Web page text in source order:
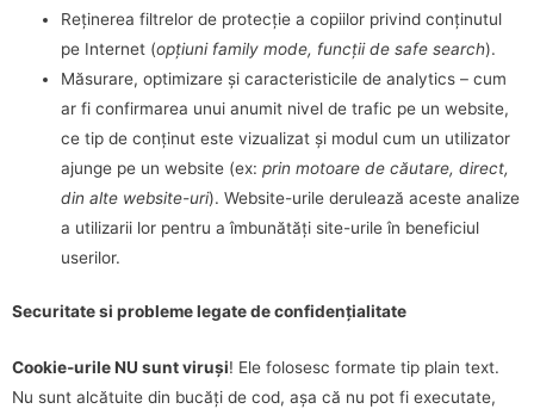
Reținerea filtrelor de protecție a copiilor privind conținutul
pe Internet (opțiuni family mode, funcții de safe search).
Măsurare, optimizare și caracteristicile de analytics – cum
ar fi confirmarea unui anumit nivel de trafic pe un website,
ce tip de conținut este vizualizat și modul cum un utilizator
ajunge pe un website (ex:prin motoare de căutare, direct,
din alte website-uri). Website-urile derulează aceste analize
a utilizarii lor pentru a îmbunătăți site-urile în beneficiul
userilor.
Securitate si probleme legate de confidențialitate
Cookie-urile NU sunt viruși! Ele folosesc formate tip plain text.
Nu sunt alcătuite din bucăți de cod, așa că nu pot fi executate,